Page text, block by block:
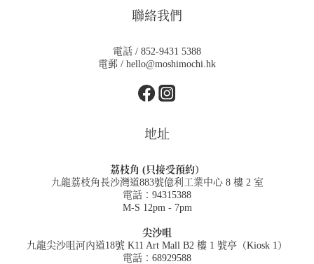
聯絡我們
電話 / 852-9431 5388
電郵 / hello@moshimochi.hk
地址
荔枝角 (只接受預約）
九龍荔枝角長沙灣道883號億利工業中心 8 樓 2 室
電話：94315388
M-S 12pm - 7pm
尖沙咀
九龍尖沙咀河內道18號 K11 Art Mall B2 樓 1 號亭（Kiosk 1）
電話：68929588